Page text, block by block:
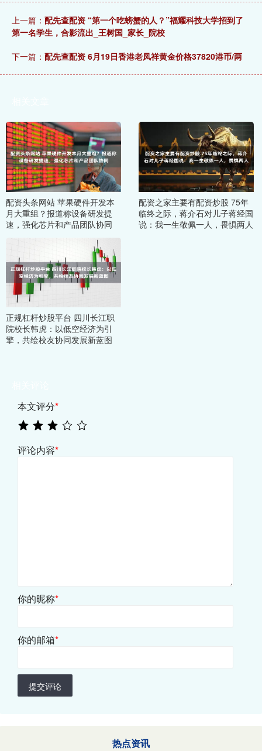
上一篇： 配先查配资 “第一个吃螃蟹的人？”福耀科技大学招到了
第一名学生，合影流出_王树国_家长_院校
下一篇： 配先查配资 6月19日香港老凤祥黄金价格37820港币/两
配资头条网站 苹果硬件开发本
月大重组？报道称设备研发提
速，强化芯片和产品团队协同
配资之家主要有配资炒股 75年
临终之际，蒋介石对儿子蒋经国
说：我一生敬佩一人，畏惧两人
正规杠杆炒股平台 四川长江职
院校长韩虎：以低空经济为引
擎，共绘校友协同发展新蓝图
本文评分*
评论内容*
你的昵称*
你的邮箱*
提交评论
热点资讯